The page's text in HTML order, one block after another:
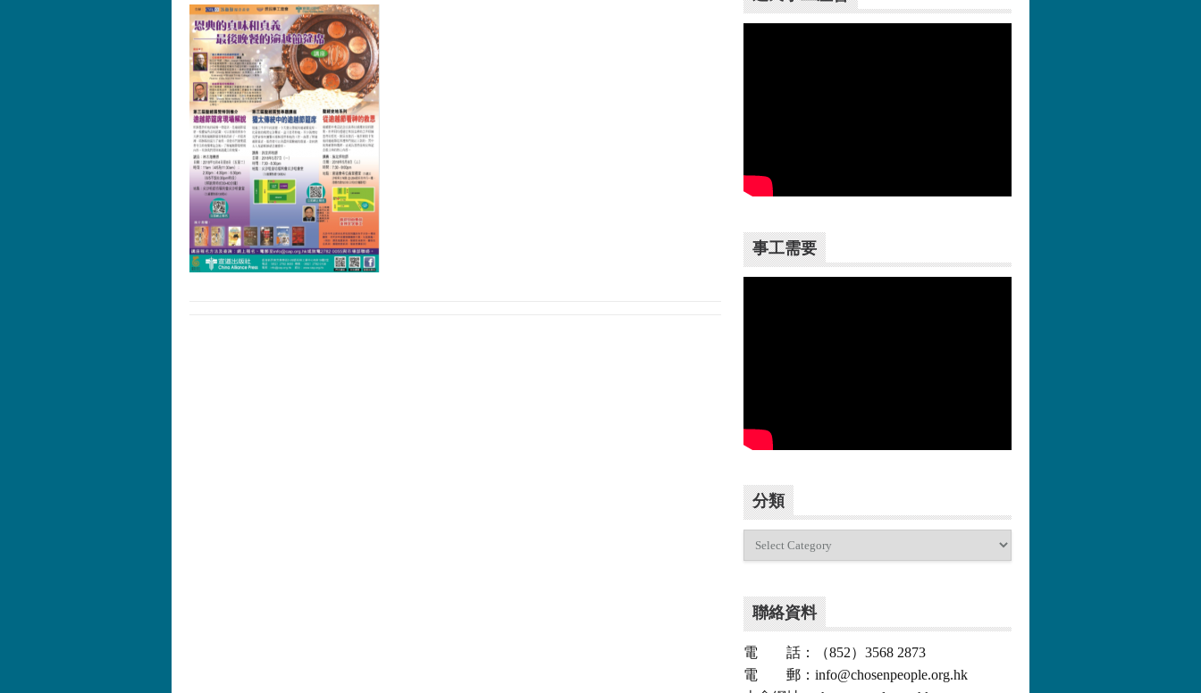
事工需要
分類
聯絡資料
電 話：（852）3568 2873
電 郵：info@chosenpeople.org.hk